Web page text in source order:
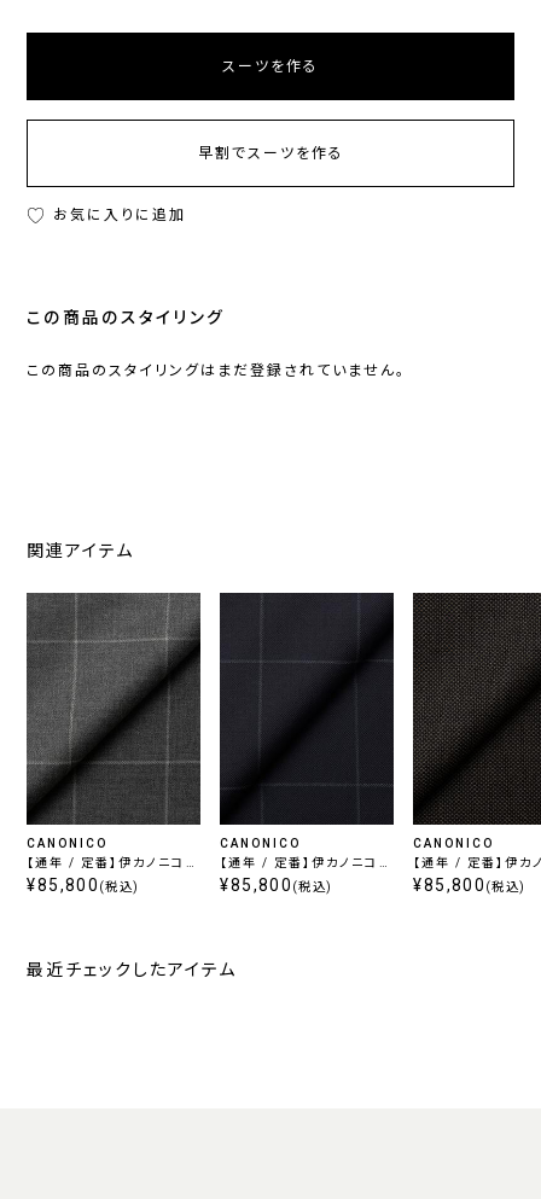
スーツを作る
早割でスーツを作る
お気に入りに追加
この商品のスタイリング
この商品のスタイリングはまだ登録されていません。
関連アイテム
CANONICO
【通年 / 定番】伊カノニコ
スーパー110's / ライトグ
¥85,800 (税込)
CANONICO
【通年 / 定番】伊カノニコ
スーパー110's / ネイビー
¥85,800 (税込)
CANONICO
【通年 / 定番】伊カ
スーパー110's / ブ
¥85,800 (税込)
最近チェックしたアイテム